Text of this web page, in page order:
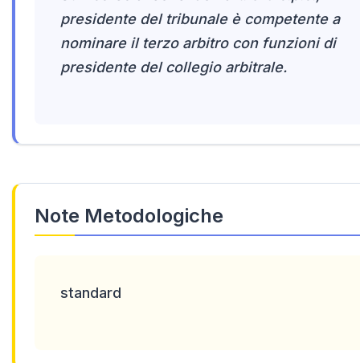
presidente del tribunale è competente a
nominare il terzo arbitro con funzioni di
presidente del collegio arbitrale.
Note Metodologiche
standard